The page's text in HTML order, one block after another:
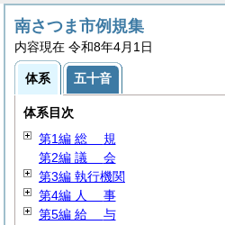
南さつま市例規集
内容現在 令和8年4月1日
体系 五十音
体系目次
第1編 総 規
第2編 議 会
第3編 執行機関
第4編 人 事
第5編 給 与